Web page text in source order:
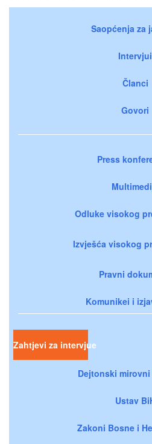
Saopćenja za
Intervjui
Članci
Govori
Press
Odluke visokog
Izvješća visokog
Pravni
Komunikei i
Zahtjevi za intervjue
Dejtonski
Ustav
Zakoni Bosne i